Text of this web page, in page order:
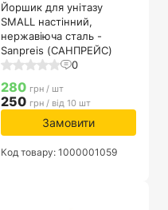
Йоршик для унітазу
SMALL настінний,
нержавіюча сталь -
Sanpreis (САНПРЕЙС)
0
280 грн / шт
250 грн / від 10 шт
Замовити
Код товару: 1000001059